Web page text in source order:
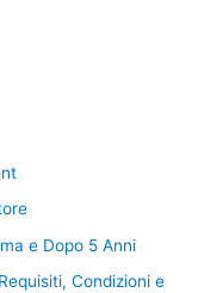
e Dopo 5 Anni
Condizioni e